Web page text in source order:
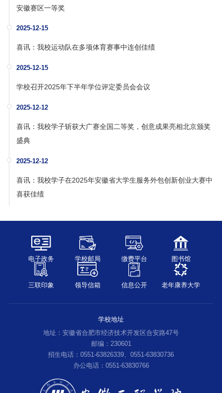
安徽赛区一等奖
2025-12-15
喜讯：我校运动队在多项体育赛事中连创佳绩
2025-12-15
学校召开2025年下半年学位评定委员会会议
2025-12-12
喜讯：我校学子斩获大广赛全国二等奖，创意成果亮相北京颁奖
盛典
2025-12-12
喜讯：我校学子在2025年安徽省大学生服务外包创新创业大赛中
喜获佳绩
电子政务 学校邮局 缴费平台 图书馆
三联印象 领导信箱 信息公开 老年康养大学
学校地址
地址：安徽省合肥市经济技术开发区合安路47号
邮编：230601
招生电话：0551-63826339、0551-63830736
办公电话：0551-63830766